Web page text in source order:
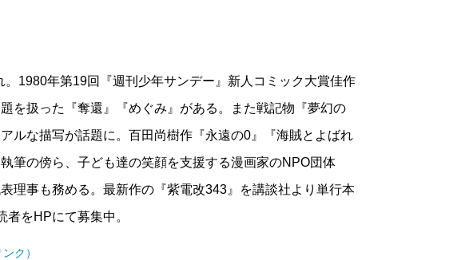
1980年第19回『週刊少年サンデー』新人コミック大賞佳作
を扱った『奪還』『めぐみ』がある。また戦記物『夢幻の
ルな描写が話題に。百田尚樹作『永遠の0』『海賊とよばれ
筆の傍ら、子ども達の笑顔を支援する漫画家のNPO団体
理事も務める。最新作の『紫電改343』を講談社より単行本
をHPにて募集中。
ク）